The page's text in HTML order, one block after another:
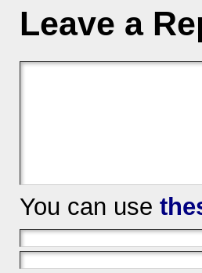
Leave a
You can use